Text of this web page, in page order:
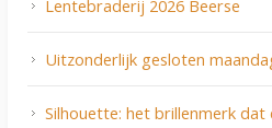
Lentebraderij 2026 Beerse
Uitzonderlijk gesloten
Silhouette: het brillenmerk